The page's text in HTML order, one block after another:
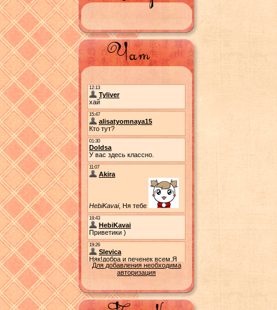
Для добавления необходима
авторизация